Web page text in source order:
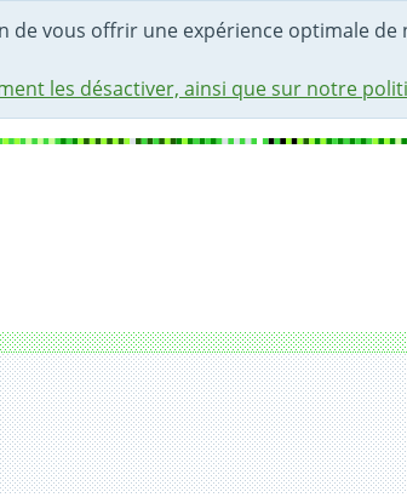
de vous offrir une expérience optimale
les désactiver, ainsi que sur notre
PAGE